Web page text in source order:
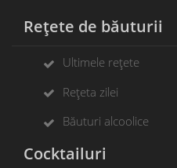
Rețete de băuturii
Ultimele rețete
Rețeta zilei
Băuturi alcoolice
Cocktailuri